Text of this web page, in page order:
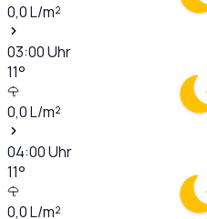
0,0L/m²
03:00Uhr
11°
0,0L/m²
04:00Uhr
11°
0,0L/m²